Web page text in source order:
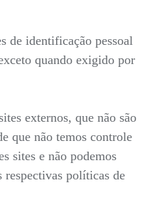
de identificação pessoal
quando exigido por
externos, que não são
que não temos controle
sites e não podemos
respectivas políticas de